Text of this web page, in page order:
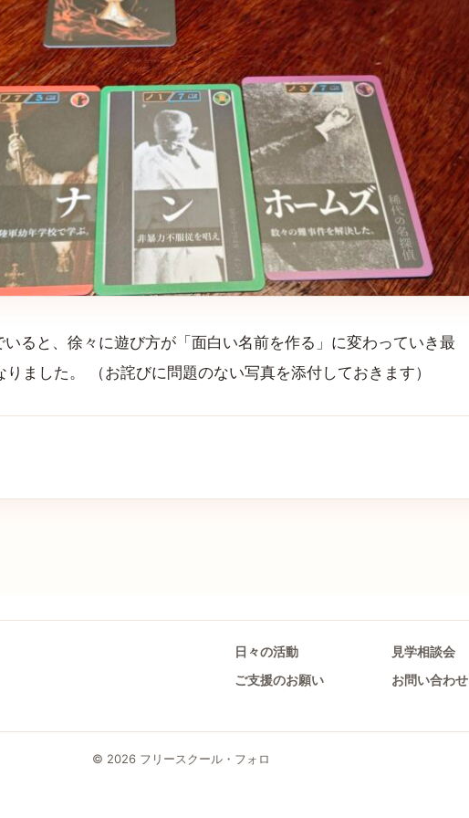
ると、徐々に遊び方が「面白い名前を作る」に変わっていき最
ました。 （お詫びに問題のない写真を添付しておきます）
日々の活動 見学相談会
ご支援のお願い
お問い合わせ
© 2026 フリースクール・フォロ